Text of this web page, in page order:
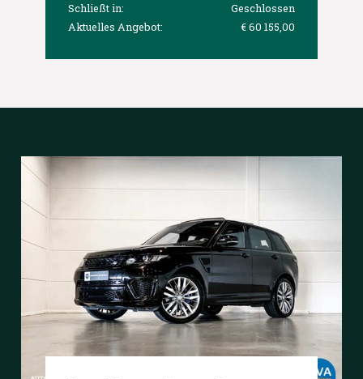
Schließt in:
Geschlossen
Aktuelles Angebot:
€ 60 155,00